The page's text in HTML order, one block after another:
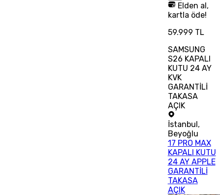
Elden al,
kartla öde!
59.999 TL
SAMSUNG
S26 KAPALI
KUTU 24 AY
KVK
GARANTİLİ
TAKASA
AÇIK
İstanbul,
Beyoğlu
17 PRO MAX
KAPALI KUTU
24 AY APPLE
GARANTİLİ
TAKASA
AÇIK